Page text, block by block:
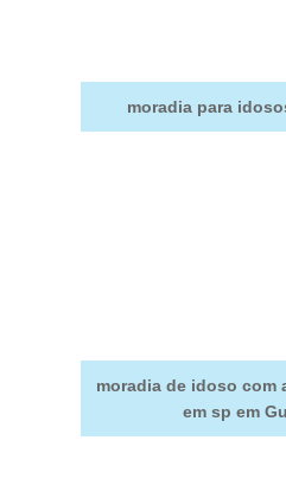
moradia para
moradia de idoso com
em sp em